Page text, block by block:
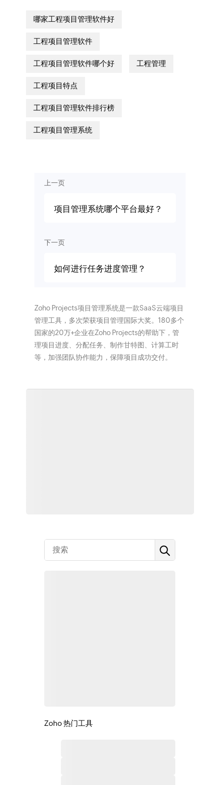
哪家工程项目管理软件好
工程项目管理软件
工程项目管理软件哪个好 工程管理
工程项目特点
工程项目管理软件排行榜
工程项目管理系统
上一页
项目管理系统哪个平台最好？
下一页
如何进行任务进度管理？
Zoho Projects项目管理系统是一款SaaS云端项目
管理工具，多次荣获项目管理国际大奖。180多个
国家的20万+企业在Zoho Projects的帮助下，管
理项目进度、分配任务、制作甘特图、计算工时
等，加强团队协作能力，保障项目成功交付。
Zoho 热门工具